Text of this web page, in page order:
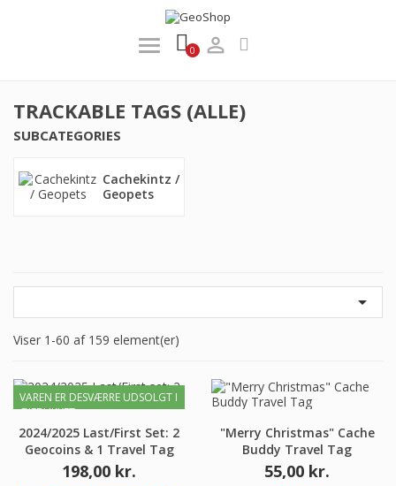
0 
TRACKABLE TAGS (ALLE)
SUBCATEGORIES
Cachekintz /
Geopets

Viser 1-60 af 159 element(er)
VAREN ER DESVÆRRE UDSOLGT I
ØJEBLIKKET
2024/2025 Last/First Set: 2
Geocoins & 1 Travel Tag
Pris
198,00 kr.
"Merry Christmas" Cache
Buddy Travel Tag
Pris
55,00 kr.